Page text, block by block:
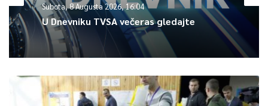
u Daytonu u novembru 1995. godine. Kreator Sporazuma,
američki diplomata Richard Holbrooke rekao je da Bosna i
Hercegovina ne bi opstala da nije bilo Alije Izetbegovića.
na Šehidskom mezarju Kovači u Sarajevu.
Subota, 8 Augusta 2026, 16:04
U Dnevniku TVSA večeras gledajte